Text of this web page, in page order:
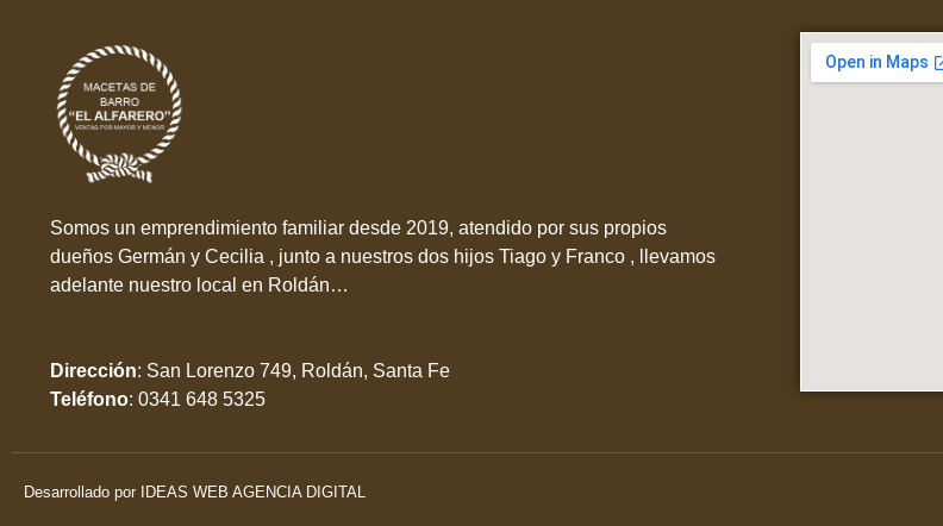
Somos un emprendimiento familiar desde 2019, atendido por sus propios
dueños Germán y Cecilia , junto a nuestros dos hijos Tiago y Franco , llevamos
adelante nuestro local en Roldán…
Dirección: San Lorenzo 749, Roldán, Santa Fe
Teléfono: 0341 648 5325
Desarrollado por IDEAS WEB AGENCIA DIGITAL